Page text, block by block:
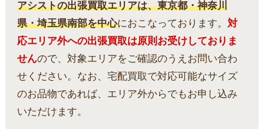
アシストの出張買取エリアは、東京都・神奈川
県・埼玉県南部を中心におこなっております。 対
応エリア外への出張買取は原則お受けしておりま
せんので、対象エリアをご確認のうえお問い合わ
せください。なお、宅配買取で対応可能なサイズ
のお品物であれば、エリア外からでもお申し込み
いただけます。